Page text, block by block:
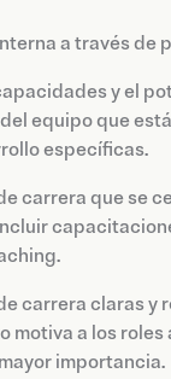
a través de
y el
equipo que
específicas.
carrera que se
carrera claras y
motiva a los
importancia.